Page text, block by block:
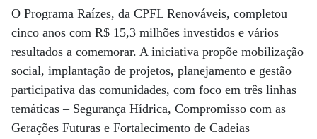
O Programa Raízes, da CPFL Renováveis, completou
cinco anos com R$ 15,3 milhões investidos e vários
resultados a comemorar. A iniciativa propõe mobilização
social, implantação de projetos, planejamento e gestão
participativa das comunidades, com foco em três linhas
temáticas – Segurança Hídrica, Compromisso com as
Gerações Futuras e Fortalecimento de Cadeias